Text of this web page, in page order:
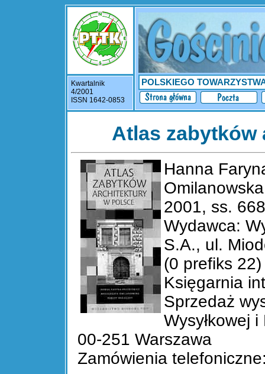
POLSKIEGO
Kwartalnik
4/2001
ISSN 1642-0853
Atlas zabytków
Hanna
2001, ss.
Wydawca:
S.A., ul.
(0 prefiks
Księgarnia
Sprzedaż
Wysyłkowej
00-251 Warszawa
Zamówienia